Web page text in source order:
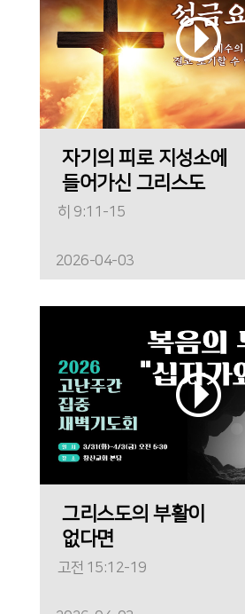
자기의 피로 지성소에
들어가신 그리스도
히 9:11-15
2026-04-03
그리스도의 부활이
없다면
고전 15:12-19